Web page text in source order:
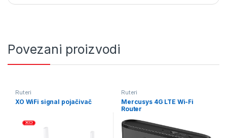
Povezani proizvodi
Ruteri
XO WiFi signal pojačivač
Ruteri
Mercusys 4G LTE Wi-Fi
Router